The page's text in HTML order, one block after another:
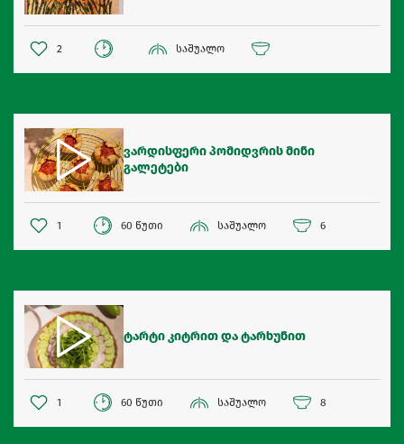
2 საშუალო
ვარდისფერი პომიდვრის მინი
გალეტები
1 60 წუთი საშუალო 6
ტარტი კიტრით და ტარხუნით
1 60 წუთი საშუალო 8